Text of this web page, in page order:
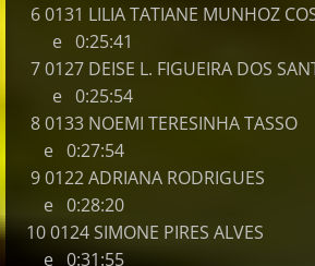
6 0131 LILIA TATIANE
e 0:25:41
7 0127 DEISE L. FIGUEIRA
e 0:25:54
8 0133 NOEMI
e 0:27:54
9 0122 ADRIANA
e 0:28:20
10 0124 SIMONE
e 0:31:55